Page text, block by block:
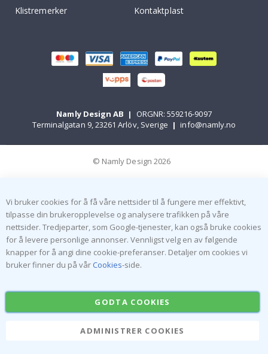
Klistremerker
Kontaktplast
Namly Design AB |
ORGNR: 559216-9097
Terminalgatan 9, 23261 Arlöv, Sverige | info@namly.no
© Namly Design 2026
Vi bruker cookies for å få våre nettsider til å fungere mer effektivt,
tilpasse din brukeropplevelse og analysere trafikken på våre
nettsider. Tredjeparter, som Google-tjenester, kan også bruke cookies
for å levere personlige annonser. Vennligst velg en av følgende
knapper for å angi dine cookie-preferanser. Detaljer om cookies vi
bruker finner du på vår Cookies-side.
GODTA COOKIES
ADMINISTRER COOKIES